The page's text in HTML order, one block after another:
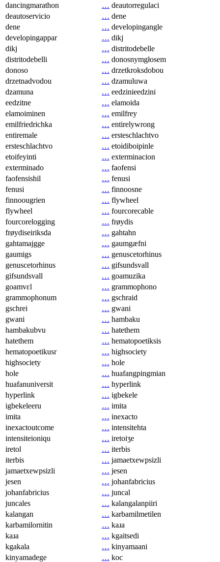
dancingmarathon
… deautorregulaci
deautoservicio
… dene
dene
… developingangle
developingappar
… dikj
dikj
… distritodebelle
distritodebelli
… donosnymgłosem
donoso
… drzetkroksdobou
drzetnadvodou
… dzamuluwa
dzamuna
… eedzinieedzini
eedzitne
… elamoida
elamoiminen
… emilfrey
emilfriedrichka
… entirelywrong
entiremale
… ersteschlachtvo
ersteschlachtvo
… etoidiboipinle
etoifeyinti
… exterminacion
exterminado
… faofensi
faofensishil
… fenusi
fenusi
… finnoosne
finnoougrien
… flywheel
flywheel
… fourcorecable
fourcorelogging
… frøydis
frøydiseiriksda
… gahtahn
gahtamajgge
… gaumgæfni
gaumigs
… genuscetorhinus
genuscetorhinus
… gifsundsvall
gifsundsvall
… goamuzika
goamvɛl
… grammophono
grammophonum
… gschraid
gschrei
… gwani
gwani
… hambaku
hambakubvu
… hatethem
hatethem
… hematopoetiksis
hematopoetikusr
… highsociety
highsociety
… hole
hole
… huafangpingmian
huafanuniversit
… hyperlink
hyperlink
… igbekele
igbekeleeru
… imita
imita
… inexacto
inexactoutcome
… intensitehta
intensiteioniqu
… iretoiʒe
iretol
… iterbis
iterbis
… jamaetxewpsizli
jamaetxewpsizli
… jesen
jesen
… johanfabricius
johanfabricius
… juncal
juncales
… kalangalanpiiri
kalangan
… karbamilmetilen
karbamilornitin
… kaɹa
kaɹa
… kgaitsedi
kgakala
… kinyamaani
kinyamadege
… koc